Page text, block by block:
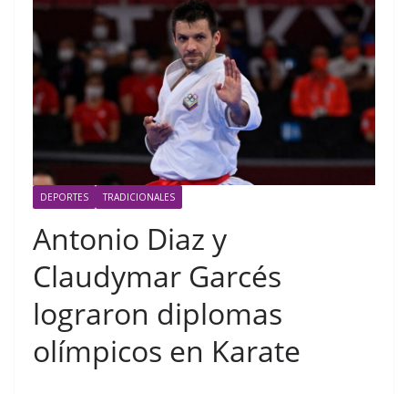
DEPORTES TRADICIONALES
Antonio Diaz y
Claudymar Garcés
lograron diplomas
olímpicos en Karate